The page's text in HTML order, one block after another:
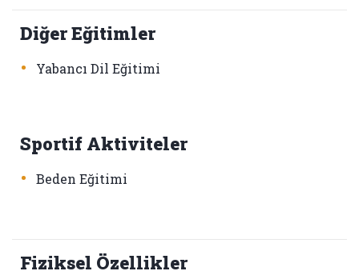
Diğer Eğitimler
• Yabancı Dil Eğitimi
Sportif Aktiviteler
• Beden Eğitimi
Fiziksel Özellikler